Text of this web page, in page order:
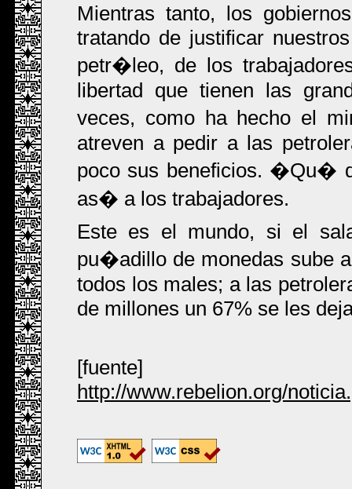
Mientras tanto, los
tratando de justificar
petr�leo, de los
libertad que tienen las
veces, como ha hecho el
atreven a pedir a las
poco sus beneficios. �Qu�
as� a los trabajadores.
Este es el mundo, si el
pu�adillo de monedas sube
todos los males; a las
de millones un 67% se les
[fuente]
http://www.rebelion.org/